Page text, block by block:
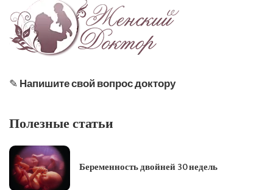
✎ Напишите свой вопрос доктору
Полезные статьи
Беременность двойней 30 недель